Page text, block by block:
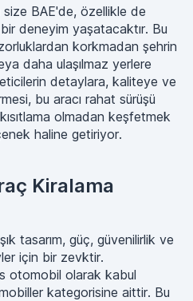
BAE'de, özellikle de
deneyim yaşatacaktır. Bu
korkmadan şehrin
daha ulaşılmaz yerlere
detaylara, kaliteye ve
bu aracı rahat sürüşü
olmadan keşfetmek
haline getiriyor.
Kiralama
tasarım, güç, güvenilirlik ve
için bir zevktir.
otomobil olarak kabul
kategorisine aittir. Bu